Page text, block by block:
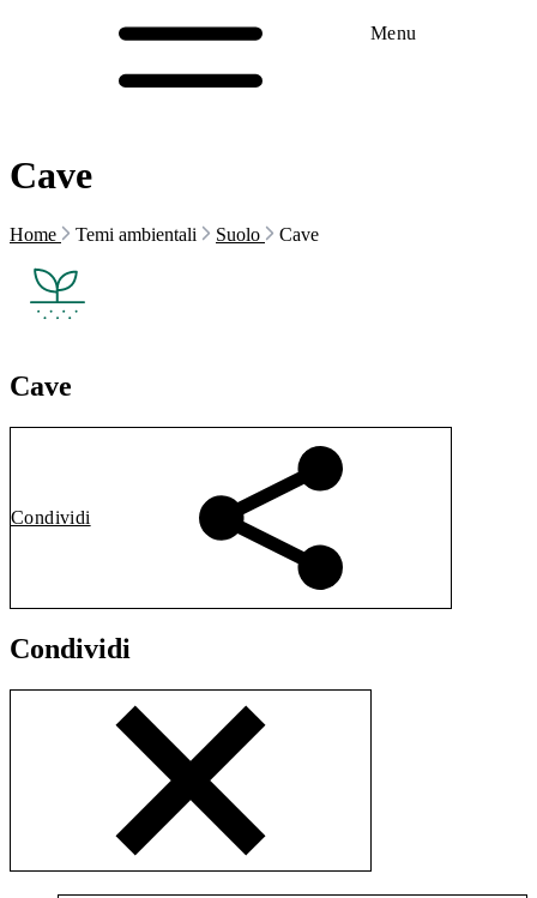
Menu
Cave
Home Temi ambientali Suolo Cave
Cave
Condividi
Condividi